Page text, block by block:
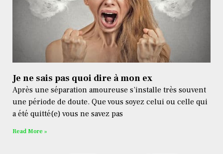
Je ne sais pas quoi dire à mon ex
Après une séparation amoureuse s’installe très souvent
une période de doute. Que vous soyez celui ou celle qui
a été quitté(e) vous ne savez pas
Read More »